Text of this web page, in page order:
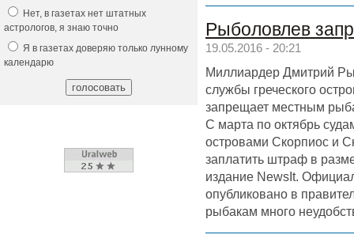
Рыболовлев
19.05.2016 - 20:21
Миллиардер Дмитрий
службы греческого
запрещает местным
С марта по октябрь
островами Скорпиос и
заплатить штраф в
издание NewsIt.
опубликовано в
рыбакам много
Нет, в газетах нет штатных
астрологов, я знаю точно
Я в газетах доверяю только лунному
календарю